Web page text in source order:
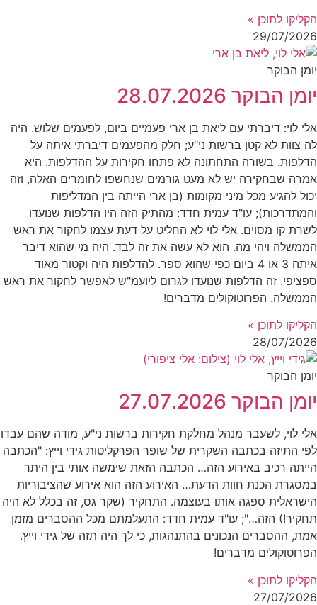
הקליקו לתוכן »
29/07/2026
יומן הבוקר
יומן הבוקר 28.07.2026
אלי לוי: דיברתי עם ליאת בן ארי פעמיים ביום, לפעמים שלוש. היה
לה צוות לא קטן ברשות ני"ע; חלק מהפעמים דיברתי איתה על
הדלפות. בשורה התחתונה לא פתחו חקירות על ההדלפות. היא
אמרה שבחקירה יש לא מעט גורמים שנחשפו לחומרים האלה, וזה
יכול להגיע מכל מיני מקומות (בן ארי הייתה בין המדליפות
והמתדרכות); עו"ד עמית חדד: מהתיק הזה היו הדלפות שנועדו
לשרת קו מסוים. אלי לוי לא החליט על דעת עצמו לחקור את ראש
הממשלה ויהי מה. הוא לא עשה את זה לבד. היה מי שהוא דיבר
איתה 3 או 4 ביום כפי שהוא ספר. להדלפות היה וקטור מאוד
ספציפי. זה הדלפות שנועדו לגרום ליועמ"ש לאפשר לחקור את ראש
הממשלה. הפרוטוקולים מדברים!
הקליקו לתוכן »
28/07/2026
יומן הבוקר
יומן הבוקר 27.07.2026
אלי לוי, לשעבר מנהל מחלקת חקירות ברשות ני"ע, מודה שהם עבדו
לפי התיזה בכתבה השקרית של שופר הפרקליטות גידי וייץ: "הכתבה
הייתה רכיב באירוע הזה… הכתבה הזאת שימשה אותי בין היתר
במסגרת הכנת חוות הדעת… האירוע הזה הוא אירוע שהציבוריות
הישראלית ספגה אותו בעוצמה. התחקיר (שקר גס, זה בכלל לא היה
תחקיר!) הזה…"; עו"ד עמית חדד: התעלמתם מכל ההסברים מזמן
אמת, ההסברים הנכונים בהתנהגות, כי לך היה תזה של גידי וייץ.
הפרוטוקולים מדברים!
הקליקו לתוכן »
27/07/2026